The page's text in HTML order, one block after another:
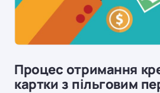
Процес отримання
картки з пільговим